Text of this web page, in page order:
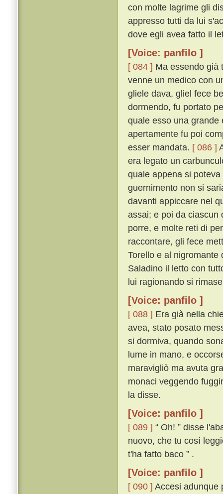
con molte lagrime gli
appresso tutti da lui
dove egli avea fatto il
[Voice: panfilo ]
[ 084 ] Ma essendo già
venne un medico con
gliele dava, gliel fece
dormendo, fu portato
quale esso una
apertamente fu poi
esser mandata. [ 086 ]
era legato un
quale appena si
guernimento non si
davanti appiccare nel
assai; e poi da ciascun
porre, e molte reti di
raccontare, gli fece
Torello e al
Saladino il letto con
lui ragionando si
[Voice: panfilo ]
[ 088 ] Era già nella
avea, stato posato
si dormiva, quando
lume in mano, e
maravigliò ma avuta
monaci veggendo
la disse.
[Voice: panfilo ]
[ 089 ] “ Oh! ” disse
nuovo, che tu cosí
t'ha fatto baco ” .
[Voice: panfilo ]
[ 090 ] Accesi adunque